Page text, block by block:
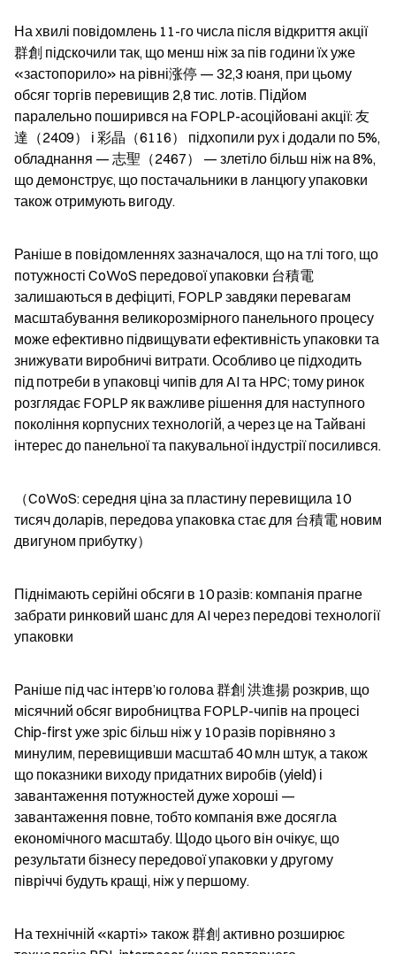
На хвилі повідомлень 11-го числа після відкриття акції
群創 підскочили так, що менш ніж за пів години їх уже
«застопорило» на рівні涨停 — 32,3 юаня, при цьому
обсяг торгів перевищив 2,8 тис. лотів. Підйом
паралельно поширився на FOPLP-асоційовані акції: 友
達（2409） і 彩晶（6116） підхопили рух і додали по 5%,
обладнання — 志聖（2467） — злетіло більш ніж на 8%,
що демонструє, що постачальники в ланцюгу упаковки
також отримують вигоду.
Раніше в повідомленнях зазначалося, що на тлі того, що
потужності CoWoS передової упаковки 台積電
залишаються в дефіциті, FOPLP завдяки перевагам
масштабування великорозмірного панельного процесу
може ефективно підвищувати ефективність упаковки та
знижувати виробничі витрати. Особливо це підходить
під потреби в упаковці чипів для AI та HPC; тому ринок
розглядає FOPLP як важливе рішення для наступного
покоління корпусних технологій, а через це на Тайвані
інтерес до панельної та пакувальної індустрії посилився.
（CoWoS: середня ціна за пластину перевищила 10
тисяч доларів, передова упаковка стає для 台積電 новим
двигуном прибутку）
Піднімають серійні обсяги в 10 разів: компанія прагне
забрати ринковий шанс для AI через передові технології
упаковки
Раніше під час інтерв’ю голова 群創 洪進揚 розкрив, що
місячний обсяг виробництва FOPLP-чипів на процесі
Chip-first уже зріс більш ніж у 10 разів порівняно з
минулим, перевищивши масштаб 40 млн штук, а також
що показники виходу придатних виробів (yield) і
завантаження потужностей дуже хороші —
завантаження повне, тобто компанія вже досягла
економічного масштабу. Щодо цього він очікує, що
результати бізнесу передової упаковки у другому
півріччі будуть кращі, ніж у першому.
На технічній «карті» також 群創 активно розширює